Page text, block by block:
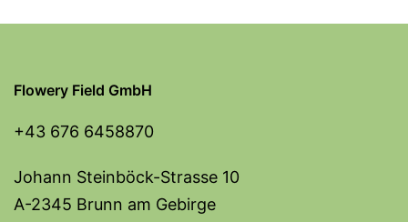
Flowery Field GmbH
+43 676 6458870
Johann Steinböck-Strasse 10
A-2345 Brunn am Gebirge